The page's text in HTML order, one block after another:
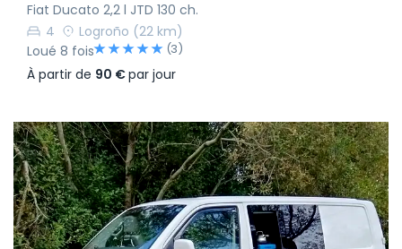
Fiat Ducato 2,2 l JTD 130 ch.
4
Logroño (22 km)
Loué 8 fois
(3)
À partir de 90 €par jour